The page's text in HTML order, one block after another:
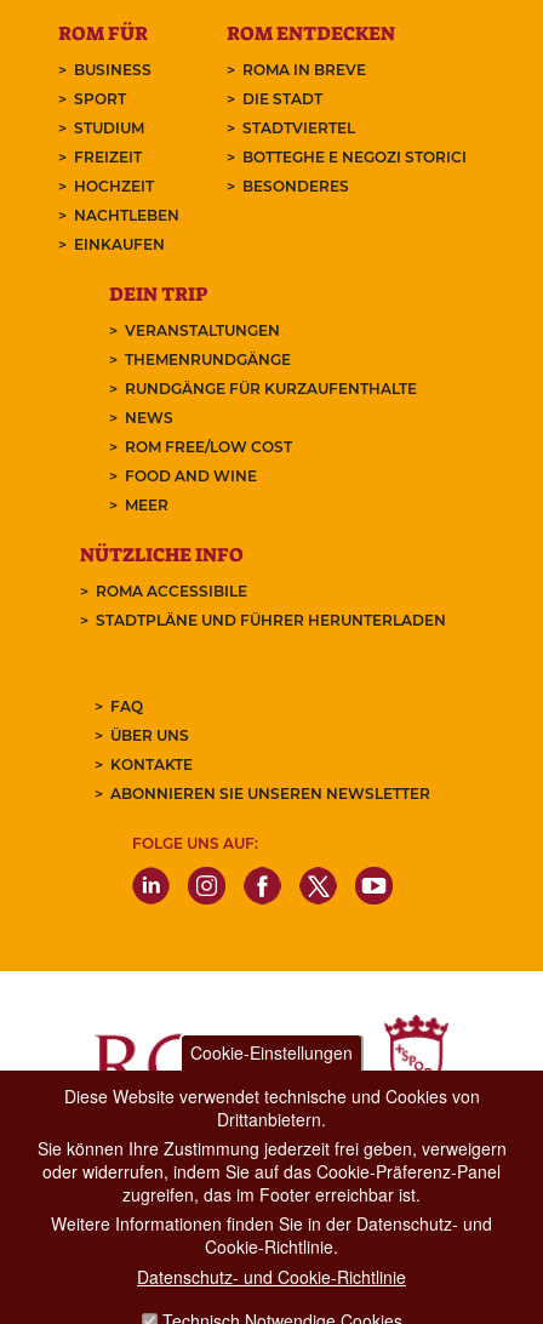
ROM FÜR
BUSINESS
SPORT
STUDIUM
FREIZEIT
HOCHZEIT
NACHTLEBEN
EINKAUFEN
ROM ENTDECKEN
ROMA IN BREVE
DIE STADT
STADTVIERTEL
BOTTEGHE E NEGOZI STORICI
BESONDERES
DEIN TRIP
VERANSTALTUNGEN
THEMENRUNDGÄNGE
RUNDGÄNGE FÜR KURZAUFENTHALTE
NEWS
ROM FREE/LOW COST
FOOD AND WINE
MEER
NÜTZLICHE INFO
ROMA ACCESSIBILE
STADTPLÄNE UND FÜHRER HERUNTERLADEN
FAQ
ÜBER UNS
KONTAKTE
ABONNIEREN SIE UNSEREN NEWSLETTER
FOLGE UNS AUF:
Dipartimento Grandi Eventi, Sport, Turismo e Moda.
Via di San Basilio, 51
00187 Roma
CONTACT CENTER TEL. 06 06 08
CONTATTA LA REDAZIONE
Cookie-Einstellungen
Diese Website verwendet technische und Cookies von
Drittanbietern.
Sie können Ihre Zustimmung jederzeit frei geben, verweigern
oder widerrufen, indem Sie auf das Cookie-Präferenz-Panel
zugreifen, das im Footer erreichbar ist.
Weitere Informationen finden Sie in der Datenschutz- und
Cookie-Richtlinie.
Datenschutz- und Cookie-Richtlinie